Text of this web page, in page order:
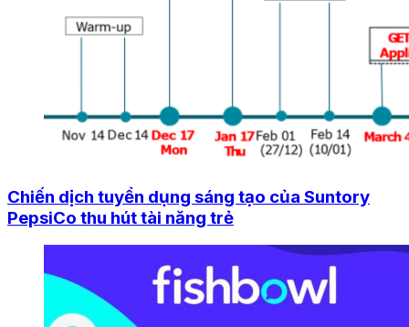
Chiến dịch tuyển dụng sáng tạo của Suntory
PepsiCo thu hút tài năng trẻ